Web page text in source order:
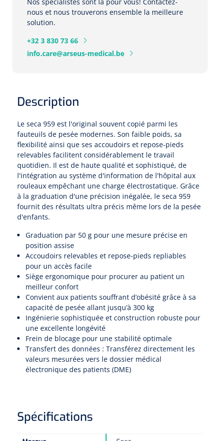
Couvertures alourdies
Couvertures de soins
Gobelets
Tasses de café
Couvercles pour gobelets
Aides techniques pour salle de bains
Rehausseurs de toilettes
Supports muraux
Siège de douche
Appui de toilette
Diverses aides sanitaires
Chaises percées
Chaises roulantes de douche
Tabourets de douche
Dermatoscopes
Sources lumineuses et accessoires
gynécologiques
Loupes binoculaires
Otoscopes
Ophtalmoscopes
Lampes stylos
Porte-spatules
ORL
Laryngoscopes
Audiométrie
Mesure du corps
Equipement autodiagnostique
Thermomètres
Pèse-personnes
3-parties
Portable
Traction
Osteo
Verticalisation
Tabourets
Physiotechnique et hydromassage
Tecar
Echographie
Ultrason & électrothérapie
TENS
Ondes courtes & micro-ondes
Hydromassage
Thermothérapie
Produits et papier
Mouchoirs
Paper toilette
Chiffons
Serviettes
Papier de tables d'examen
Essuie-mains rouleau
Essuie-tout
Papier cellulose
Vêtements de protection individuelle
Bonnets de protection
Sabots
Masques de protection
Sacs & pots à urine
Lubrifiant
Rinçages
Bassins de lit & seau de toilette
Thérapie intraveineuse
Pieds à perfusion
Alcool désinfectant
Coupes aiguilles
Garrots
Tampons alcoolisés
Oreillers
Cabinet médical
Lampes d'examen
Sacs et accessoires pour médecins
Tabourets
Marchepieds
Chariots et charrettes
Chariots à linge
Collecteurs de déchets
Chariots de transport
Chariots de soins des plaies
Chariots à instruments
Chariots à médicaments
Pinces pour le col utérin
Pinces à ongles
Bistouri
Lames bistouri
Stitchcutters
Bistouris complets
Manches bistrouri
Tambours à pansements
Boîtes à instruments
Kochers
Anses auriculaires
Pinces
Ciseaux
Scies à plâtre & Scies pour bagues
Attelles pour doigts
Compresses & bandages
Compresses de gaze
Compresses ophtalmique
Pansements non-adhérents
Pansements absorbants
Tampons
Compresses non-tissées
Compresses prédécoupées
Moulages en plâtre et accessoires
Bas Jersey
Bandes de zinc
Ouates de rembourrage
Bandes pour écharpes
Moulage en plâtre
nous et nous trouverons ensemble la meilleure
solution.
+32 3 830 73 66
info.care@arseus-medical.be
Description
Le seca 959 est l'original souvent copié parmi les
fauteuils de pesée modernes. Son faible poids, sa
flexibilité ainsi que ses accoudoirs et repose-pieds
relevables facilitent considérablement le travail
quotidien. Il est de haute qualité et sophistiqué, de
l'intégration au système d'information de l'hôpital aux
rouleaux empêchant une charge électrostatique. Grâce
à la graduation d'une précision inégalée, le seca 959
fournit des résultats ultra précis même lors de la pesée
d'enfants.
Graduation par 50 g pour une mesure précise en
position assise
Accoudoirs relevables et repose-pieds repliables
pour un accès facile
Siège ergonomique pour procurer au patient un
meilleur confort
Convient aux patients souffrant d’obésité grâce à sa
capacité de pesée allant jusqu’à 300 kg
Ingénierie sophistiquée et construction robuste pour
une excellente longévité
Frein de blocage pour une stabilité optimale
Transfert des données : Transférez directement les
valeurs mesurées vers le dossier médical
électronique des patients (DME)
Spécifications